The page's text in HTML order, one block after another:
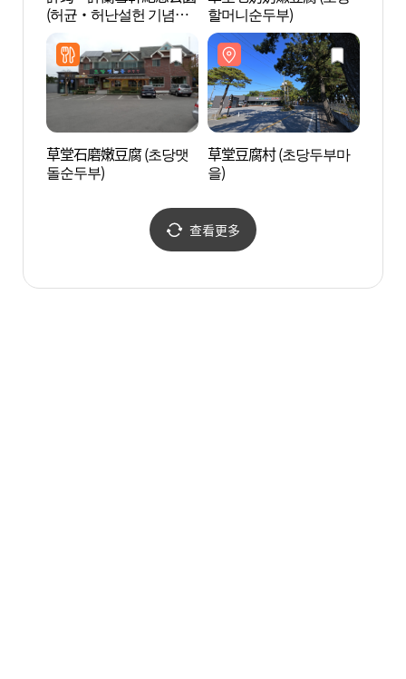
(허균·허난설헌 기념공
할머니순두부)
草堂石磨嫩豆腐 (초당맷
돌순두부)
草堂豆腐村 (초당두부마
을)
查看更多